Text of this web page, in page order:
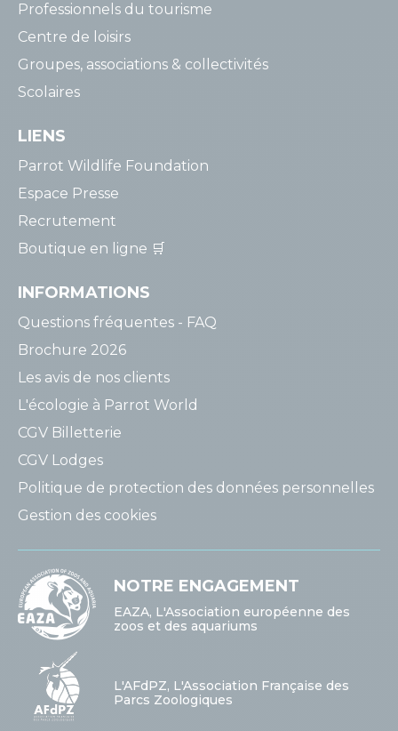
Professionnels du tourisme
Centre de loisirs
Groupes, associations & collectivités
Scolaires
LIENS
Parrot Wildlife Foundation
Espace Presse
Recrutement
Boutique en ligne 🛒
INFORMATIONS
Questions fréquentes - FAQ
Brochure 2026
Les avis de nos clients
L'écologie à Parrot World
CGV Billetterie
CGV Lodges
Politique de protection des données personnelles
Gestion des cookies
NOTRE ENGAGEMENT
EAZA, L'Association européenne des
zoos et des aquariums
L'AFdPZ, L'Association Française des
Parcs Zoologiques